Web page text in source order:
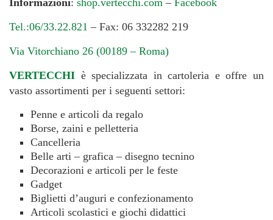
Tel.:06/33.22.821 – Fax: 06 332282 219
Via Vitorchiano 26 (00189 – Roma)
VERTECCHI è specializzata in cartoleria e offre un
vasto assortimenti per i seguenti settori:
Penne e articoli da regalo
Borse, zaini e pelletteria
Cancelleria
Belle arti – grafica – disegno tecnino
Decorazioni e articoli per le feste
Gadget
Biglietti d’auguri e confezionamento
Articoli scolastici e giochi didattici